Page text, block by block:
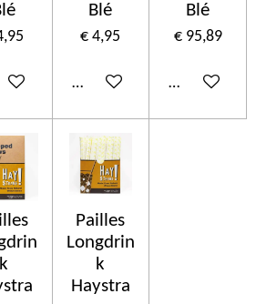
Blé
€ 4,95
In winkelwagen
Blé
€ 95,89
In
k
Pailles
Longdrin
k
Haystra